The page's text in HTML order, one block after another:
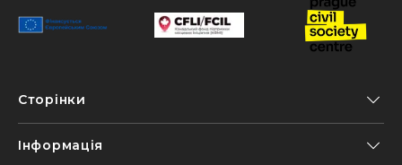
Сторінки
Інформація